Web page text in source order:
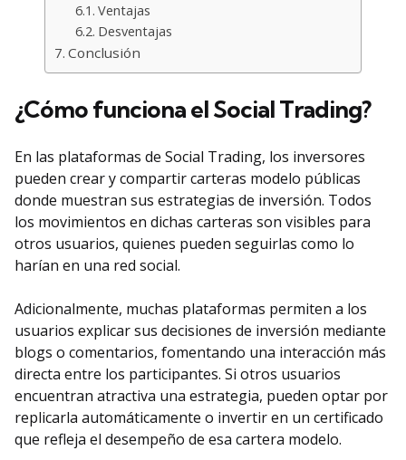
Ventajas
Desventajas
Conclusión
¿Cómo funciona el Social Trading?
En las plataformas de Social Trading, los inversores
pueden crear y compartir carteras modelo públicas
donde muestran sus estrategias de inversión. Todos
los movimientos en dichas carteras son visibles para
otros usuarios, quienes pueden seguirlas como lo
harían en una red social.
Adicionalmente, muchas plataformas permiten a los
usuarios explicar sus decisiones de inversión mediante
blogs o comentarios, fomentando una interacción más
directa entre los participantes. Si otros usuarios
encuentran atractiva una estrategia, pueden optar por
replicarla automáticamente o invertir en un certificado
que refleja el desempeño de esa cartera modelo.